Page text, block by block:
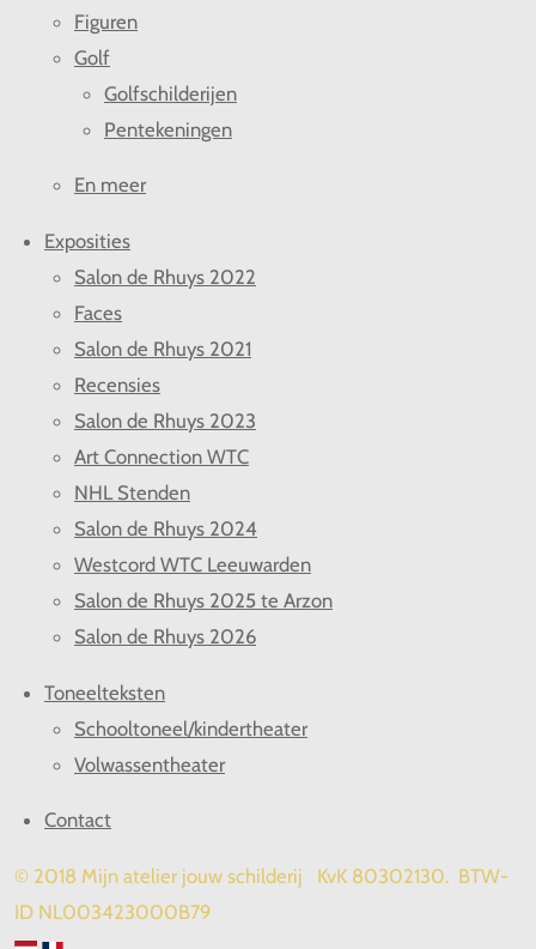
Figuren
Golf
Golfschilderijen
Pentekeningen
En meer
Exposities
Salon de Rhuys 2022
Faces
Salon de Rhuys 2021
Recensies
Salon de Rhuys 2023
Art Connection WTC
NHL Stenden
Salon de Rhuys 2024
Westcord WTC Leeuwarden
Salon de Rhuys 2025 te Arzon
Salon de Rhuys 2026
Toneelteksten
Schooltoneel/kindertheater
Volwassentheater
Contact
© 2018 Mijn atelier jouw schilderij KvK 80302130. BTW-
ID NL003423000B79